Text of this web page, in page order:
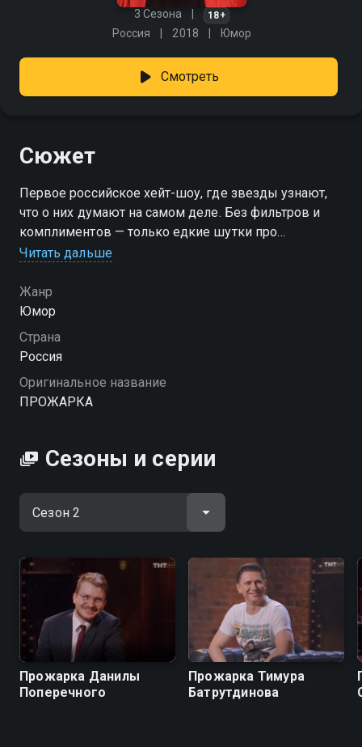
3 Сезона 18+
Россия 2018 Юмор
Смотреть
Сюжет
Первое российское хейт-шоу, где звезды узнают,
что о них думают на самом деле. Без фильтров и
комплиментов — только едкие шутки про
внешность, карьеру, романы и промахи. На сцене —
кроме злого юмора и жажды прожарки. А в кресле
напротив — селебрити, которым остаётся только
держать удар. «ПРОЖАРКА» — смотрите онлайн в
хорошем качестве.
Посмотреть онлайн 2 сезон сериала ПРОЖАРКА вы
можете совершенно бесплатно в хорошем HD
Читать дальше
Жанр
Юмор
Страна
Россия
Оригинальное название
ПРОЖАРКА
Сезоны и серии
Прожарка Данилы
Поперечного
Прожарка Тимура
Батрутдинова